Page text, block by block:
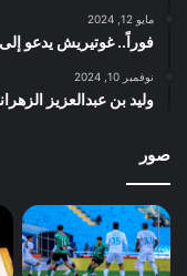
مايو 12, 2024
فوراً.. غوتيريش يدعو
نوفمبر 10, 2024
وليد بن عبدالعزيز
صور